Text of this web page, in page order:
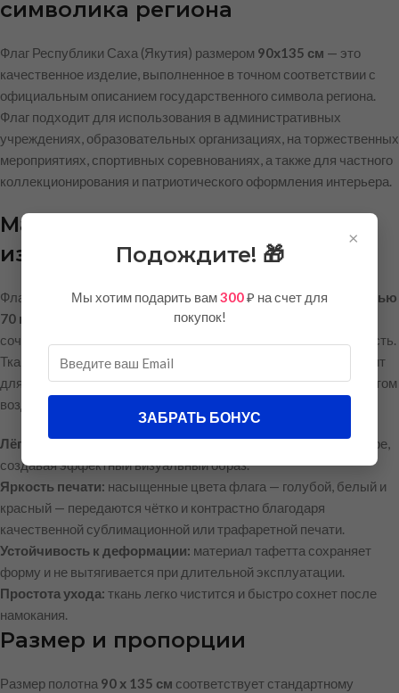
символика региона
Флаг Республики Саха (Якутия) размером 90х135 см — это
качественное изделие, выполненное в точном соответствии с
официальным описанием государственного символа региона.
Флаг подходит для использования в административных
учреждениях, образовательных организациях, на торжественных
мероприятиях, спортивных соревнованиях, а также для частного
коллекционирования и патриотического оформления интерьера.
Материал и качество
изготовления
Флаг изготовлен изполиэфирного шелка тафетта плотностью
70 г/м²
— современного синтетического материала, который
сочетает в себе лёгкость, приятный внешний вид и практичность.
Ткань относится к категории
и отлично подходит
для повседневного использования в помещении или на открытом
воздухе в условиях умеренной нагрузки.
Лёгкость:полотно хорошо развевается даже при слабом ветре,
создавая эффектный визуальный образ.
Яркость печати: насыщенные цвета флага — голубой, белый и
красный — передаются чётко и контрастно благодаря
качественной сублимационной или трафаретной печати.
Устойчивость к деформации: материал тафетта сохраняет
форму и не вытягивается при длительной эксплуатации.
Простота ухода: ткань легко чистится и быстро сохнет после
намокания.
Размер и пропорции
Размер полотна 90 х 135 см соответствует стандартному
×
Подождите! 🎁
Мы хотим подарить вам300₽ на счет для
покупок!
ЗАБРАТЬ БОНУС